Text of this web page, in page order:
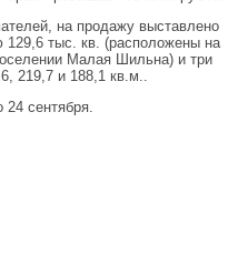
на продажу выставлено
тыс. кв. (расположены на
Малая Шильна) и три
219,7 и 188,1 кв.м..
сентября.